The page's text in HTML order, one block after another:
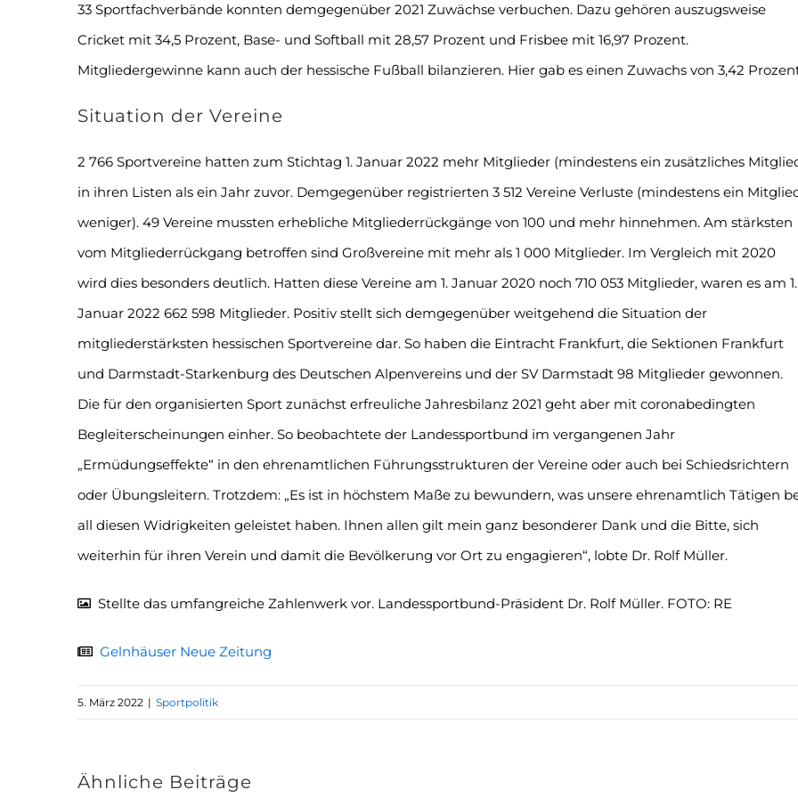
33 Sportfachverbände konnten demgegenüber 2021 Zuwächse verbuchen. Dazu gehören auszugsweise
Cricket mit 34,5 Prozent, Base- und Softball mit 28,57 Prozent und Frisbee mit 16,97 Prozent.
Mitgliedergewinne kann auch der hessische Fußball bilanzieren. Hier gab es einen Zuwachs von 3,42
Situation der Vereine
2 766 Sportvereine hatten zum Stichtag 1. Januar 2022 mehr Mitglieder (mindestens ein zusätzliches
in ihren Listen als ein Jahr zuvor. Demgegenüber registrierten 3 512 Vereine Verluste (mindestens ein
weniger). 49 Vereine mussten erhebliche Mitgliederrückgänge von 100 und mehr hinnehmen. Am stärksten
vom Mitgliederrückgang betroffen sind Großvereine mit mehr als 1 000 Mitglieder. Im Vergleich mit 2020
wird dies besonders deutlich. Hatten diese Vereine am 1. Januar 2020 noch 710 053 Mitglieder, waren es am 1.
Januar 2022 662 598 Mitglieder. Positiv stellt sich demgegenüber weitgehend die Situation der
mitgliederstärksten hessischen Sportvereine dar. So haben die Eintracht Frankfurt, die Sektionen Frankfurt
und Darmstadt-Starkenburg des Deutschen Alpenvereins und der SV Darmstadt 98 Mitglieder gewonnen.
Die für den organisierten Sport zunächst erfreuliche Jahresbilanz 2021 geht aber mit coronabedingten
Begleiterscheinungen einher. So beobachtete der Landessportbund im vergangenen Jahr
„Ermüdungseffekte“ in den ehrenamtlichen Führungsstrukturen der Vereine oder auch bei Schiedsrichtern
oder Übungsleitern. Trotzdem: „Es ist in höchstem Maße zu bewundern, was unsere ehrenamtlich Tätigen
all diesen Widrigkeiten geleistet haben. Ihnen allen gilt mein ganz besonderer Dank und die Bitte, sich
weiterhin für ihren Verein und damit die Bevölkerung vor Ort zu engagieren“, lobte Dr. Rolf Müller.
Stellte das umfangreiche Zahlenwerk vor. Landessportbund-Präsident Dr. Rolf Müller. FOTO: RE
Gelnhäuser Neue Zeitung
5. März 2022 | Sportpolitik
Ähnliche Beiträge